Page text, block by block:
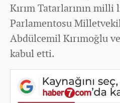
Kırım Tatarlarının
Parlamentosu
Abdülcemil Kırımoğlu
kabul etti.